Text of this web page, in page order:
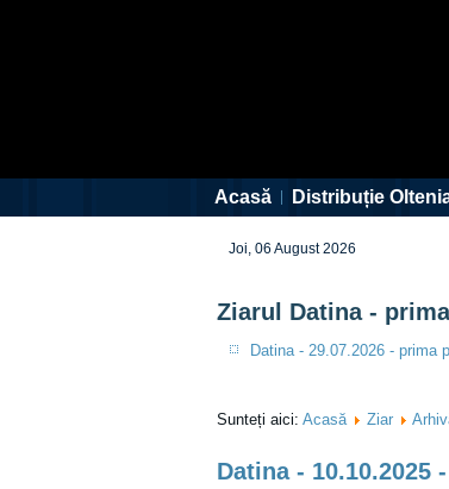
Acasă Distribuție
Joi, 06 August 2026
Ziarul Datina -
Datina - 29.07.2026 - prima
Sunteți aici: Acasă Ziar
Datina - 10.10.2025